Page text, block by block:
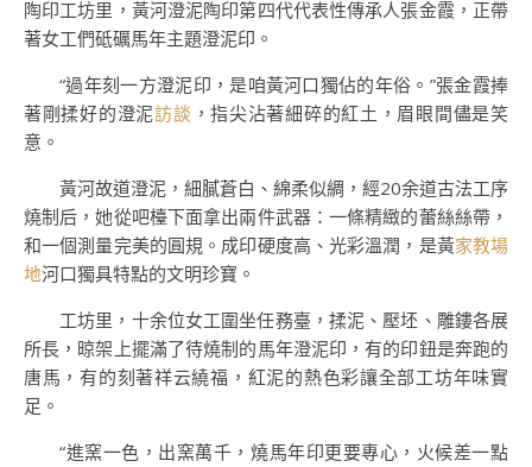
陶印工坊里，黃河澄泥陶印第四代代表性傳承人張金霞，正帶
著女工們砥礪馬年主題澄泥印。
“過年刻一方澄泥印，是咱黃河口獨佔的年俗。”張金霞捧
著剛揉好的澄泥訪談 ，指尖沾著細碎的紅土，眉眼間儘是笑
意。
黃河故道澄泥，細膩蒼白、綿柔似綢，經20余道古法工序
燒制后，她從吧檯下面拿出兩件武器：一條精緻的蕾絲絲帶，
和一個測量完美的圓規。成印硬度高、光彩溫潤，是黃家教場
地河口獨具特點的文明珍寶。
工坊里，十余位女工圍坐任務臺，揉泥、壓坯、雕鏤各展
所長，晾架上擺滿了待燒制的馬年澄泥印，有的印鈕是奔跑的
唐馬，有的刻著祥云繞福，紅泥的熱色彩讓全部工坊年味實
足。
“進窯一色，出窯萬千，燒馬年印更要專心，火候差一點